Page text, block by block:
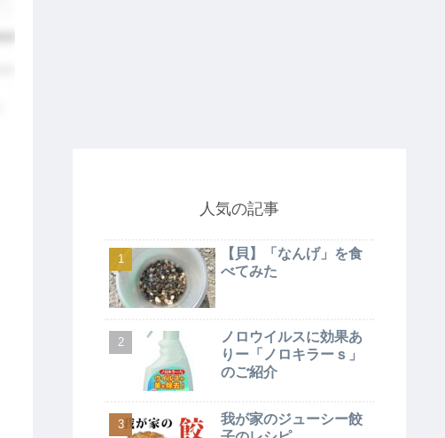
人気の記事
【貝】「なんげ」を食
べてみた
ノロウイルスに効果あ
りー「ノロキラーｓ」
のご紹介
我が家のジューシー餃